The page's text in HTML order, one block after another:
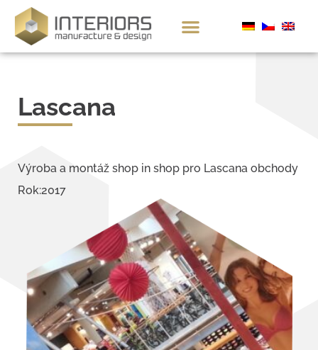
Lascana
Výroba a montáž shop in shop pro Lascana obchody
Rok:2017